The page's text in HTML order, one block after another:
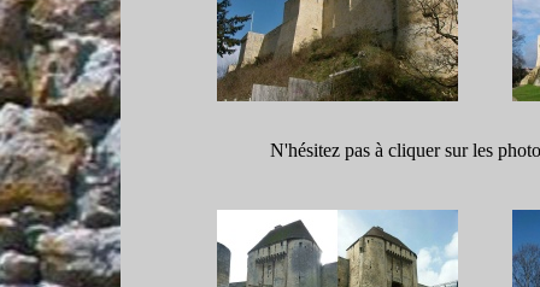
N'hésitez pas à cliquer sur les